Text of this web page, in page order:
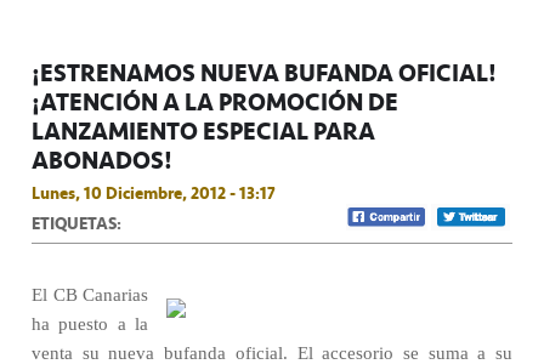
¡ESTRENAMOS NUEVA BUFANDA OFICIAL!
¡ATENCIÓN A LA PROMOCIÓN DE
LANZAMIENTO ESPECIAL PARA
ABONADOS!
Lunes, 10 Diciembre, 2012 - 13:17
ETIQUETAS:
El CB Canarias
ha puesto a la
venta su nueva bufanda oficial. El accesorio se suma a su